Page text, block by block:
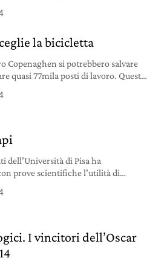
e materie prime fondamentali
Un aumentola bicicletta
Copenaghen si potrebbero salvare
quasi 77mila posti di lavoro. Questo
l’inquinamento
dell’Università di Pisa ha
prove scientifiche l’utilità di
una specie che fiorisce durante
I vincitori dell’Oscar